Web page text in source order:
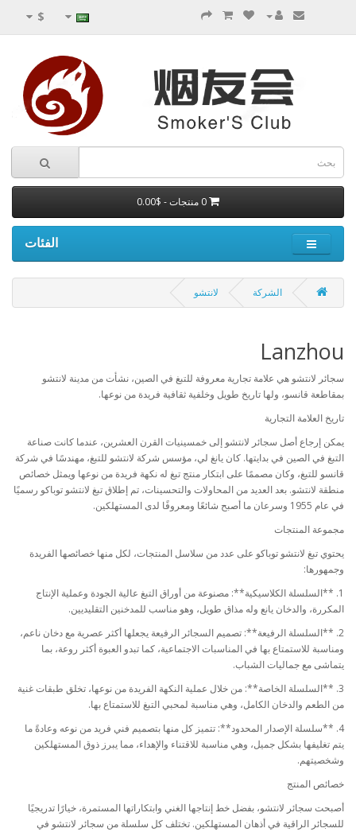
$
0 منتجات - $0.00
الفئات
الشركة لانتشو
Lanzhou
سجائر لانتشو هي علامة تجارية معروفة للتبغ في الصين، نشأت من مدينة لانتشو
بمقاطعة قانسو، ولها تاريخ طويل وخلفية ثقافية فريدة من نوعها.
تاريخ العلامة التجارية
يمكن إرجاع أصل سجائر لانتشو إلى خمسينيات القرن العشرين، عندما كانت صناعة
التبغ في الصين في بدايتها. كان يانغ لي، مؤسس شركة لانتشو للتبغ، مهندسًا في شركة
قانسو للتبغ، وكان مصممًا على ابتكار منتج تبغ له نكهة فريدة من نوعها ويمثل خصائص
منطقة لانتشو. بعد العديد من المحاولات والتحسينات، تم إطلاق تبغ لانتشو توباكو رسميًا
في عام 1955 وسرعان ما أصبح شائعًا ومعروفًا لدى المستهلكين.
مجموعة المنتجات
يحتوي تبغ لانتشو توباكو على عدد من سلاسل المنتجات، لكل منها خصائصها الفريدة
وجمهورها:
1. **السلسلة الكلاسيكية**: مصنوعة من أوراق التبغ عالية الجودة وعملية الإنتاج
المكررة، والدخان يانع وله مذاق طويل، وهو مناسب للمدخنين التقليديين.
2. **السلسلة الرفيعة**: تصميم السجائر الرفيعة يجعلها أكثر عصرية مع دخان ناعم،
ومناسبة للاستمتاع بها في المناسبات الاجتماعية، كما تبدو العبوة أكثر روعة، بما
يتماشى مع جماليات الشباب.
3. **السلسلة الخاصة**: من خلال عملية النكهة الفريدة من نوعها، تخلق طبقات غنية
من الطعم والدخان الكامل، وهي مناسبة لمحبي التبغ للاستمتاع بها.
4. **سلسلة الإصدار المحدود**: تتميز كل منها بتصميم فني فريد من نوعه وعادةً ما
يتم تغليفها بشكل جميل، وهي مناسبة للاقتناء والإهداء، مما يبرز ذوق المستهلكين
وشخصيتهم.
خصائص المنتج
أصبحت سجائر لانتشو، بفضل خط إنتاجها الغني وابتكاراتها المستمرة، خيارًا تدريجيًا
للسجائر الراقية في أذهان المستهلكين. تختلف كل سلسلة من سجائر لانتشو في